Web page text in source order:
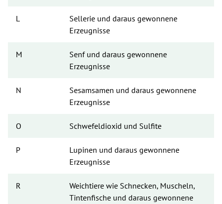
L
Sellerie und daraus gewonnene
Erzeugnisse
M
Senf und daraus gewonnene
Erzeugnisse
N
Sesamsamen und daraus gewonnene
Erzeugnisse
O Schwefeldioxid und Sulfite
P
Lupinen und daraus gewonnene
Erzeugnisse
R
Weichtiere wie Schnecken, Muscheln,
Tintenfische und daraus gewonnene